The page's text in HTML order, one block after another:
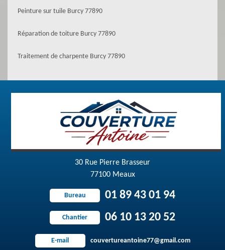
Peinture sur tuile Burcy 77890
Réparation de toiture Burcy 77890
Traitement de charpente Burcy 77890
30 Rue Pierre Brasseur
77100 Meaux
Bureau 01 89 43 01 94
Chantier 06 10 13 20 52
E-mail couvertureantoine77@gmail.com